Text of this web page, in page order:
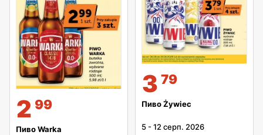
2 99
Пиво Warka
3 79
Пиво Żywiec
5 -12 серп. 2026